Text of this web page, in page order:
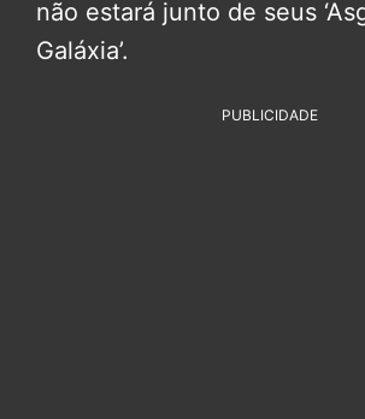
não estará junto de seus
Galáxia’.
PUBLICIDADE